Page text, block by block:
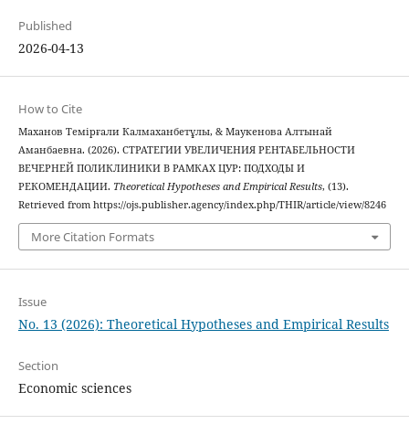
Published
2026-04-13
How to Cite
Маханов Темірғали Калмаханбетұлы, & Маукенова Алтынай
Аманбаевна. (2026). СТРАТЕГИИ УВЕЛИЧЕНИЯ РЕНТАБЕЛЬНОСТИ
ВЕЧЕРНЕЙ ПОЛИКЛИНИКИ В РАМКАХ ЦУР: ПОДХОДЫ И
РЕКОМЕНДАЦИИ. Theoretical Hypotheses and Empirical Results, (13).
Retrieved from https://ojs.publisher.agency/index.php/THIR/article/view/8246
More Citation Formats
Issue
No. 13 (2026): Theoretical Hypotheses and Empirical Results
Section
Economic sciences